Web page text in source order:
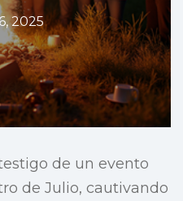
2025
de un evento
de Julio, cautivando